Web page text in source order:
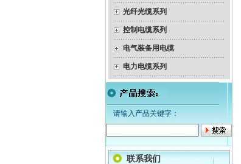
光纤光缆系列
控制电缆系列
电气装备用电缆
电力电缆系列
请输入产品关键字：
联系我们